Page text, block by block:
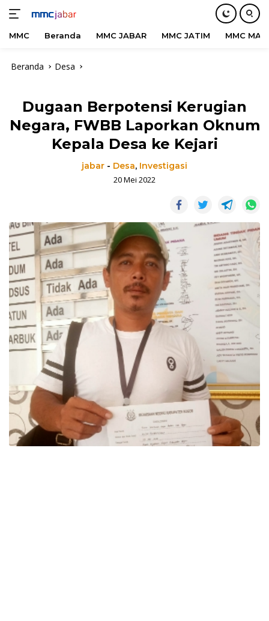
MMC Beranda MMC JABAR MMC JATIM MMC
Beranda Desa
Dugaan Berpotensi Kerugian
Negara, FWBB Laporkan Oknum
Kepala Desa ke Kejari
jabar - Desa, Investigasi
20 Mei 2022